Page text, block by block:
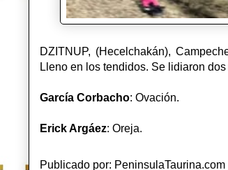
DZITNUP, (Hecelchakán),
Lleno en los tendidos. Se lidiaron
García Corbacho: Ovación.
Erick Argáez: Oreja.
Publicado por: PeninsulaTaurina.com